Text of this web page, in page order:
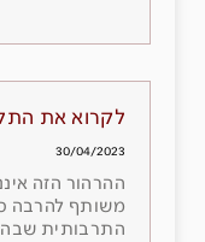
לקרוא את
30/04/2023
ההרהור הזה
משותף להרבה
התרבותית שבה